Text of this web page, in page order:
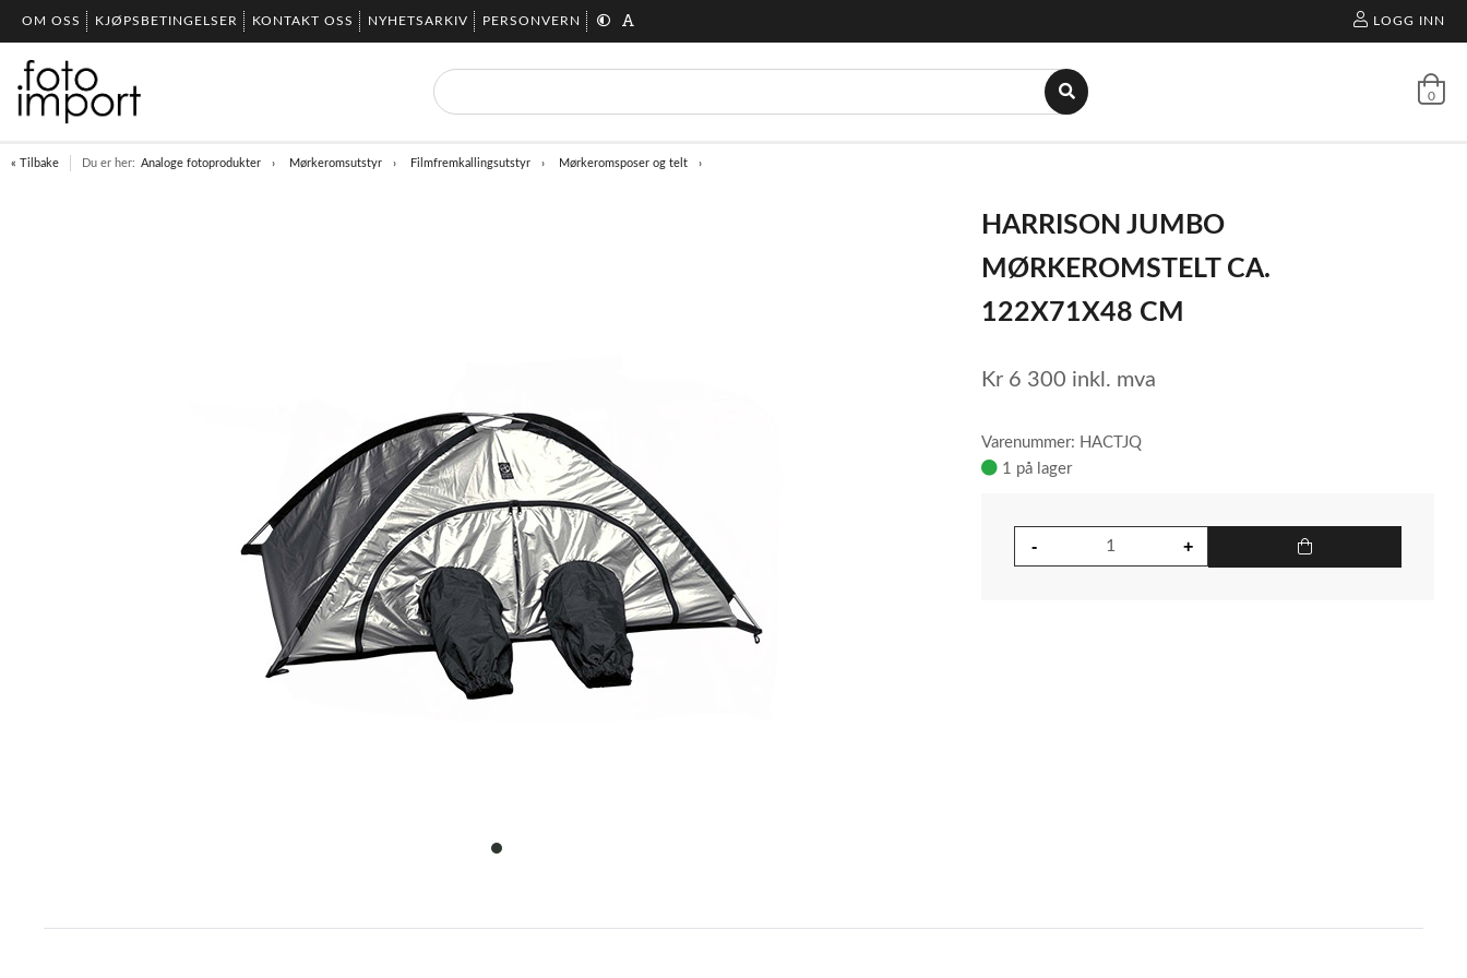
OM OSS KJØPSBETINGELSER KONTAKT OSS NYHETSARKIV PERSONVERN LOGG INN
0
« Tilbake Du er her: Analoge fotoprodukter Mørkeromsutstyr Filmfremkallingsutstyr Mørkeromsposer og telt
item
of
HARRISON JUMBO
MØRKEROMSTELT CA.
122X71X48 CM
Kr 6 300 inkl. mva
Varenummer: HACTJQ
1 på lager